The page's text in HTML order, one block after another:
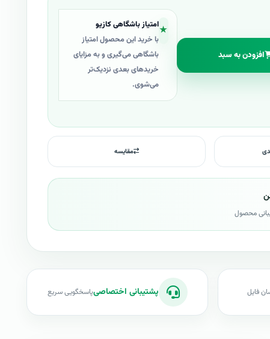
افزودن به سبد
★امتیاز باشگاهی کازیو
با خرید این محصول امتیاز
باشگاهی می‌گیری و به مزایای
خریدهای بعدی نزدیک‌تر
می‌شوی.
مقایسه
محصول
فایل پشتیبانی اختصاصیپاسخگویی سریع